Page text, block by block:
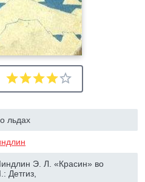
льдах
Э. Л. «Красин» во
Детгиз,